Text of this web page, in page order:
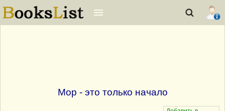
Мор - это только начало